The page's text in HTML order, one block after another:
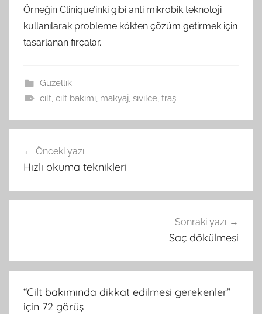
Örneğin Clinique’inki gibi anti mikrobik teknoloji
kullanılarak probleme kökten çözüm getirmek için
tasarlanan fırçalar.
Güzellik
cilt, cilt bakımı, makyaj, sivilce, traş
gezinmesi
Önceki yazı
Hızlı okuma teknikleri
Sonraki yazı
Saç dökülmesi
“Cilt bakımında dikkat edilmesi gerekenler”
için 72 görüş